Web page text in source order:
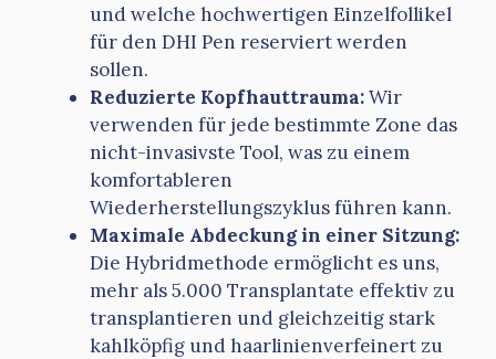
und welche hochwertigen Einzelfollikel
für den DHI Pen reserviert werden
sollen.
Reduzierte Kopfhauttrauma:Wir
verwenden für jede bestimmte Zone das
nicht-invasivste Tool, was zu einem
komfortableren
Wiederherstellungszyklus führen kann.
Maximale Abdeckung in einer Sitzung:
Die Hybridmethode ermöglicht es uns,
mehr als 5.000 Transplantate effektiv zu
transplantieren und gleichzeitig stark
kahlköpfig und haarlinienverfeinert zu